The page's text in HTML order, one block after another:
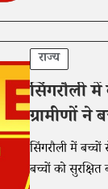
राज्य
सिंगरौली
ग्रामीणों ने
सिंगरौली में
बच्चों को सुरक्षित